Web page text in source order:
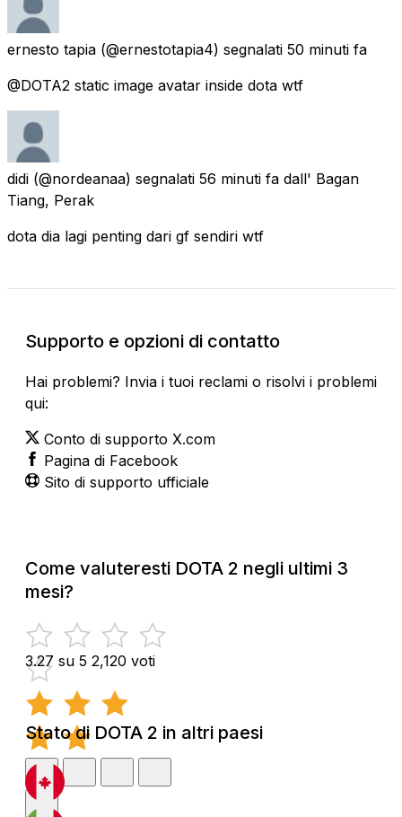
ernesto tapia (@ernestotapia4) segnalati 50 minuti fa
@DOTA2 static image avatar inside dota wtf
didi (@nordeanaa) segnalati 56 minuti fa dall' Bagan
Tiang, Perak
dota dia lagi penting dari gf sendiri wtf
Supporto e opzioni di contatto
Hai problemi? Invia i tuoi reclami o risolvi i problemi
qui:
Conto di supporto X.com
Pagina di Facebook
Sito di supporto ufficiale
Come valuteresti DOTA 2 negli ultimi 3
mesi?
3.27 su 5 2,120 voti
Stato di DOTA 2 in altri paesi